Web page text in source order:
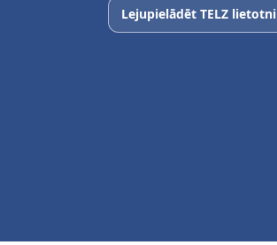
Lejupielādēt TELZ lietotni